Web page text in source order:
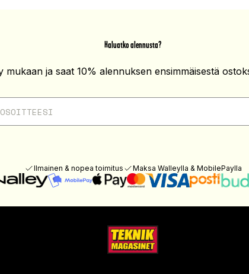
Haluatko alennusta?
mukaan ja saat 10% alennuksen ensimmäisestä
Ilmainen & nopea toimitus Maksa Walleylla & MobilePaylla